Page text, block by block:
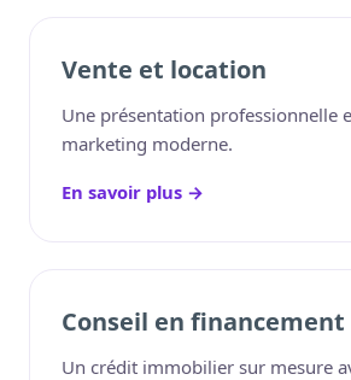
Vente et location
Une présentation professionnelle
marketing moderne.
En savoir plus →
Conseil en financement
Un crédit immobilier sur mesure